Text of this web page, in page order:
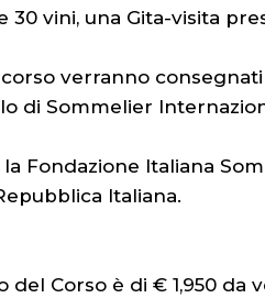
30 vini, una Gita-visita
verranno
di Sommelier
la Fondazione Italiana
Italiana.
del Corso è di € 1,950 da